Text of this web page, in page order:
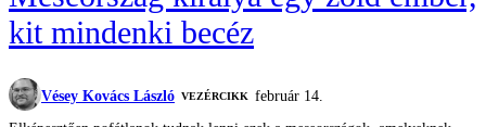
kit mindenki becéz
Vésey Kovács László VEZÉRCIKK
február 14.